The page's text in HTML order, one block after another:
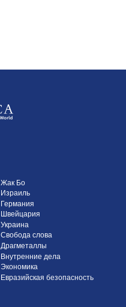
Жак Бо
Израиль
Германия
Швейцария
Украина
Свобода слова
Драгметаллы
Внутренние дела
Экономика
Евразийская безопасность